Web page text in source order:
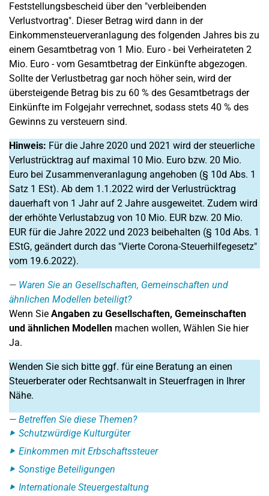
Feststellungsbescheid über den "verbleibenden
Verlustvortrag". Dieser Betrag wird dann in der
Einkommensteuerveranlagung des folgenden Jahres bis zu
einem Gesamtbetrag von 1 Mio. Euro - bei Verheirateten 2
Mio. Euro - vom Gesamtbetrag der Einkünfte abgezogen.
Sollte der Verlustbetrag gar noch höher sein, wird der
übersteigende Betrag bis zu 60 % des Gesamtbetrags der
Einkünfte im Folgejahr verrechnet, sodass stets 40 % des
Gewinns zu versteuern sind.
Hinweis: Für die Jahre 2020 und 2021 wird der steuerliche
Verlustrücktrag auf maximal 10 Mio. Euro bzw. 20 Mio.
Euro bei Zusammenveranlagung angehoben (§ 10d Abs. 1
Satz 1 ESt). Ab dem 1.1.2022 wird der Verlustrücktrag
dauerhaft von 1 Jahr auf 2 Jahre ausgeweitet. Zudem wird
der erhöhte Verlustabzug von 10 Mio. EUR bzw. 20 Mio.
EUR für die Jahre 2022 und 2023 beibehalten (§ 10d Abs. 1
EStG, geändert durch das "Vierte Corona-Steuerhilfegesetz"
vom 19.6.2022).
Waren Sie an Gesellschaften, Gemeinschaften und
ähnlichen Modellen beteiligt?
Wenn Sie Angaben zu Gesellschaften, Gemeinschaften
und ähnlichen Modellen machen wollen, Wählen Sie hier
Ja.
Wenden Sie sich bitte ggf. für eine Beratung an einen
Steuerberater oder Rechtsanwalt in Steuerfragen in Ihrer
Nähe.
Betreffen Sie diese Themen?
Schutzwürdige Kulturgüter
Einkommen mit Erbschaftssteuer
Sonstige Beteiligungen
Internationale Steuergestaltung